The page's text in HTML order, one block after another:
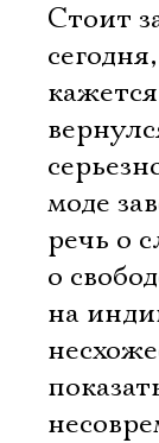
Стоит
моде
речь о
о
на